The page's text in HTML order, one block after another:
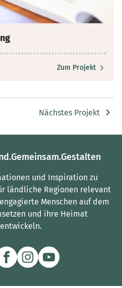
Zum Projekt
Nächstes Projekt
und Inspiration zu
ländliche Regionen relevant
Menschen auf dem
und ihre Heimat